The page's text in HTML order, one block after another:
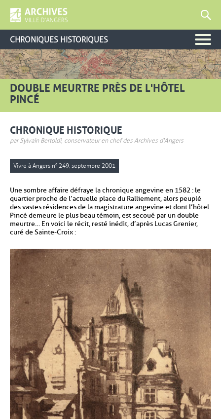
CHRONIQUES HISTORIQUES
DOUBLE MEURTRE PRÈS DE L'HÔTEL
PINCÉ
CHRONIQUE HISTORIQUE
par Sylvain Bertoldi, conservateur en chef des Archives d'Angers
Vivre à Angers n° 249, septembre 2001
Une sombre affaire défraye la chronique angevine en 1582 : le
quartier proche de l’actuelle place du Ralliement, alors peuplé
des vastes résidences de la magistrature angevine et dont l’hôtel
Pincé demeure le plus beau témoin, est secoué par un double
meurtre… En voici le récit, resté inédit, d’après Lucas Grenier,
curé de Sainte-Croix :